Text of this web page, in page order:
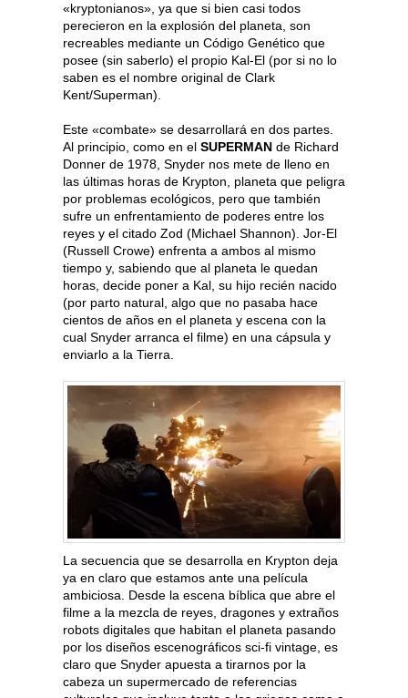
«kryptonianos», ya que si bien casi todos
perecieron en la explosión del planeta, son
recreables mediante un Código Genético que
posee (sin saberlo) el propio Kal-El (por si no lo
saben es el nombre original de Clark
Kent/Superman).
Este «combate» se desarrollará en dos partes.
Al principio, como en el SUPERMAN de Richard
Donner de 1978, Snyder nos mete de lleno en
las últimas horas de Krypton, planeta que peligra
por problemas ecológicos, pero que también
sufre un enfrentamiento de poderes entre los
reyes y el citado Zod (Michael Shannon). Jor-El
(Russell Crowe) enfrenta a ambos al mismo
tiempo y, sabiendo que al planeta le quedan
horas, decide poner a Kal, su hijo recién nacido
(por parto natural, algo que no pasaba hace
cientos de años en el planeta y escena con la
cual Snyder arranca el filme) en una cápsula y
enviarlo a la Tierra.
La secuencia que se desarrolla en Krypton deja
ya en claro que estamos ante una película
ambiciosa. Desde la escena bíblica que abre el
filme a la mezcla de reyes, dragones y extraños
robots digitales que habitan el planeta pasando
por los diseños escenográficos sci-fi vintage, es
claro que Snyder apuesta a tirarnos por la
cabeza un supermercado de referencias